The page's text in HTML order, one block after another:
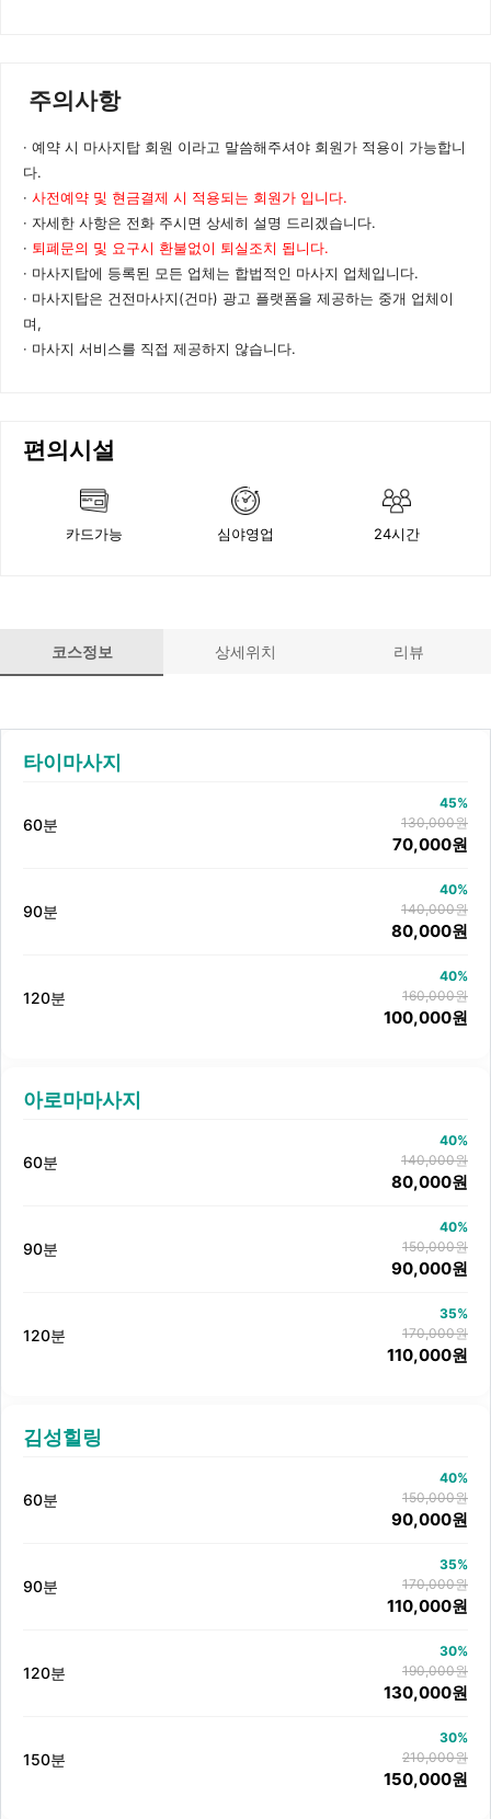
주의사항
예약 시 마사지탑 회원 이라고 말씀해주셔야 회원가 적용이 가능합니
다.
사전예약 및 현금결제 시 적용되는 회원가 입니다.
자세한 사항은 전화 주시면 상세히 설명 드리겠습니다.
퇴폐문의 및 요구시 환불없이 퇴실조치 됩니다.
마사지탑에 등록된 모든 업체는 합법적인 마사지 업체입니다.
마사지탑은 건전마사지(건마) 광고 플랫폼을 제공하는 중개 업체이
며,
마사지 서비스를 직접 제공하지 않습니다.
편의시설
카드가능 심야영업 24시간
코스정보 상세위치 리뷰
타이마사지
60분
45%
130,000원
70,000원
90분
40%
140,000원
80,000원
120분
40%
160,000원
100,000원
아로마마사지
60분
40%
140,000원
80,000원
90분
40%
150,000원
90,000원
120분
35%
170,000원
110,000원
김성힐링
60분
40%
150,000원
90,000원
90분
35%
170,000원
110,000원
120분
30%
190,000원
130,000원
150분
30%
210,000원
150,000원